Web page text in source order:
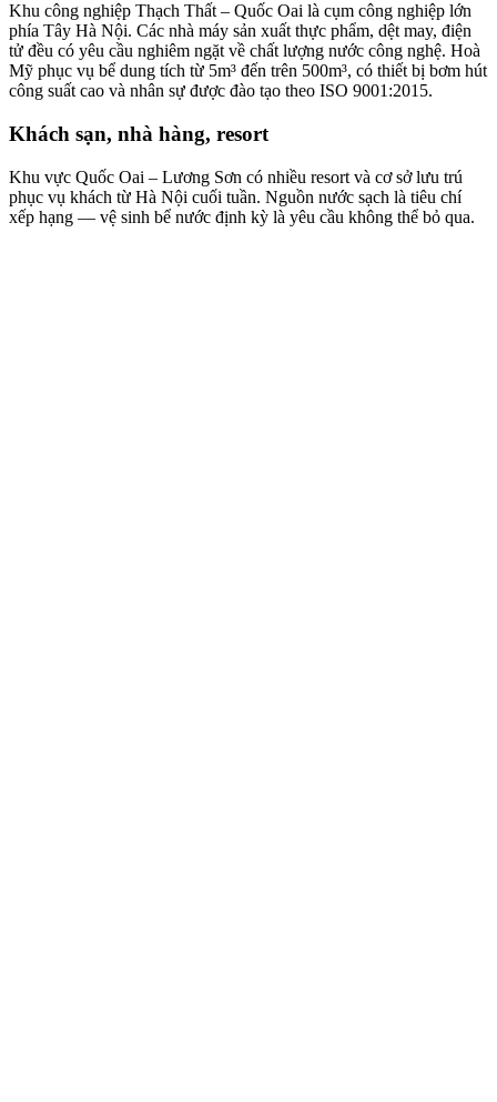
Khu công nghiệp Thạch Thất – Quốc Oai là cụm công nghiệp lớn
phía Tây Hà Nội. Các nhà máy sản xuất thực phẩm, dệt may, điện
tử đều có yêu cầu nghiêm ngặt về chất lượng nước công nghệ. Hoà
Mỹ phục vụ bể dung tích từ 5m³ đến trên 500m³, có thiết bị bơm hút
công suất cao và nhân sự được đào tạo theo ISO 9001:2015.
Khách sạn, nhà hàng, resort
Khu vực Quốc Oai – Lương Sơn có nhiều resort và cơ sở lưu trú
phục vụ khách từ Hà Nội cuối tuần. Nguồn nước sạch là tiêu chí
xếp hạng — vệ sinh bể nước định kỳ là yêu cầu không thể bỏ qua.